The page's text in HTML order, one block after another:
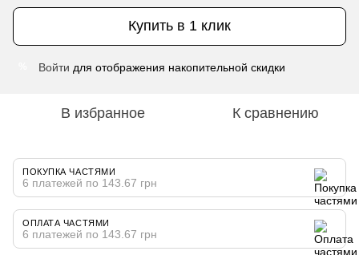
Купить в 1 клик
Войти для отображения накопительной скидки
В избранное К сравнению
ПОКУПКА ЧАСТЯМИ
6 платежей по 143.67 грн
ОПЛАТА ЧАСТЯМИ
6 платежей по 143.67 грн